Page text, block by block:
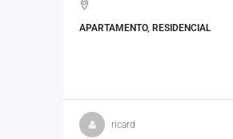
APARTAMENTO, RESIDENCIAL
ricard